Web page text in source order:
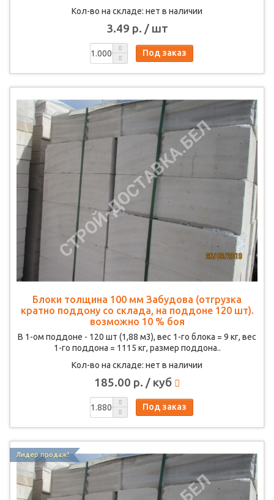
Кол-во на складе: нет в наличии
3.49 р. / шт
Под заказ
Блоки толщина 100 мм Забудова (отгрузка
кратно поддону со склада, на поддоне 120 шт).
возможно 10 % боя
В 1-ом поддоне - 120 шт (1,88 м3), вес 1-го блока = 9 кг, вес
1-го поддона = 1115 кг, размер поддона..
Кол-во на складе: нет в наличии
185.00 р. / куб
Под заказ
Лидер продаж!